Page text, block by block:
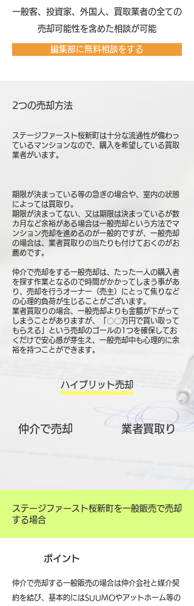
​一般客、投資家、外国人、買取業者の全ての
売却可能性を含めた相談が可能
編集部に無料相談をする
2つの売却方法
ステージファースト桜新町は十分な流通性が備わっ
ているマンションなので、購入を希望している買取
業者がいます。
期限が決まっている等の急ぎの場合や、室内の状態
によっては買取り。
期限が決まってない、又は期限は決まっているが数
カ月など余裕がある場合は一般売却という方法でマ
ンション売却を進めるのが一般的ですが、一般売却
の場合は、業者買取りの当たりも付けておくのがお
薦めです。
仲介で売却をする一般売却は、たった一人の購入者
を探す作業となるので時間がかかってしまう事があ
り、売却を行うオーナー（売主）にとって焦りなど
の心理的負荷が生じることがございます。
業者買取りの場合、一般売却よりも金額が下がって
しまうことがありますが、「〇〇万円で買い取って
もらえる」という売却のゴールの1つを確保してお
くだけで安心感が芽生え、一般売却中も心理的に余
裕を持つことができます。
ハイブリット売却
仲介で売却 ​業者買取り
ステージファースト桜新町を一般販売で売却
する場合
ポイント
仲介で売却する一般販売の場合は仲介会社と媒介契
約を結び、基本的にはSUUMOやアットホーム等の